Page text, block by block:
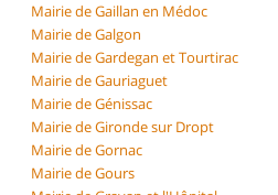
Mairie de Gaillan en Médoc
Mairie de Galgon
Mairie de Gardegan et Tourtirac
Mairie de Gauriaguet
Mairie de Génissac
Mairie de Gironde sur Dropt
Mairie de Gornac
Mairie de Gours